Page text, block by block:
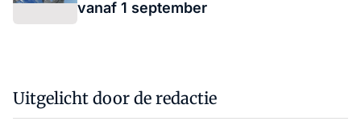
vanaf 1 september
Uitgelicht door de redactie